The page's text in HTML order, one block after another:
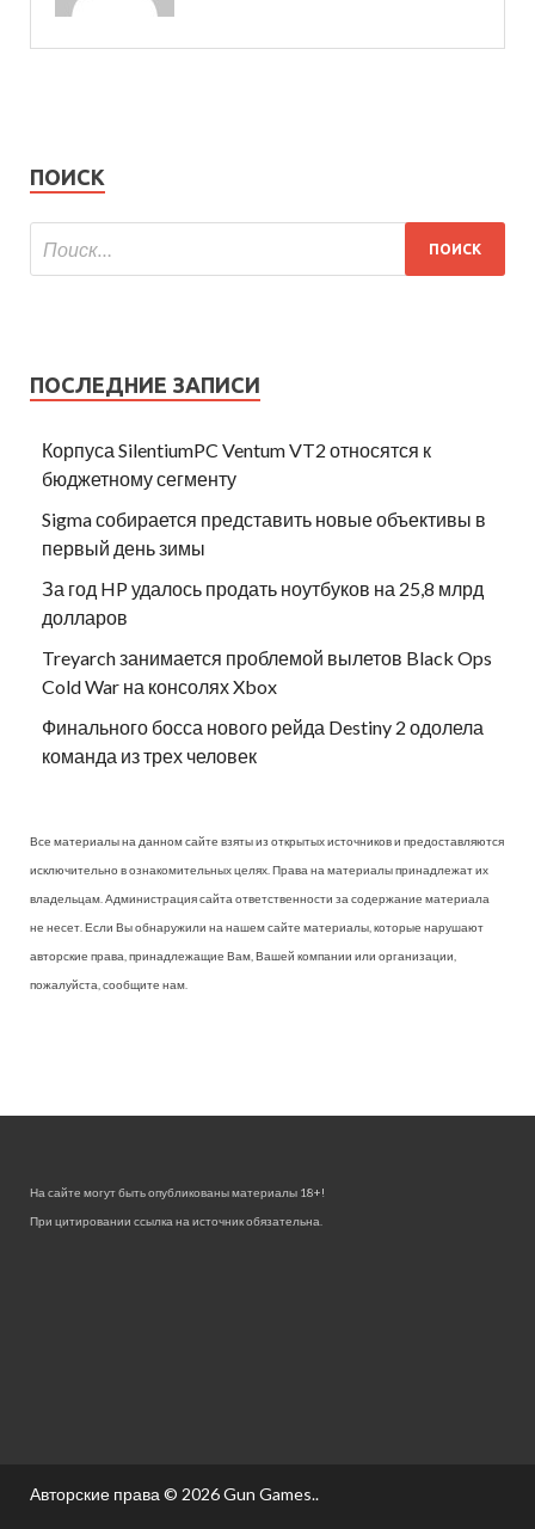
ПОИСК
ПОСЛЕДНИЕ ЗАПИСИ
Корпуса SilentiumPC Ventum VT2 относятся к
бюджетному сегменту
Sigma собирается представить новые объективы в
первый день зимы
За год HP удалось продать ноутбуков на 25,8 млрд
долларов
Treyarch занимается проблемой вылетов Black Ops
Cold War на консолях Xbox
Финального босса нового рейда Destiny 2 одолела
команда из трех человек
Все материалы на данном сайте взяты из открытых источников и предоставляются
исключительно в ознакомительных целях. Права на материалы принадлежат их
владельцам. Администрация сайта ответственности за содержание материала
не несет. Если Вы обнаружили на нашем сайте материалы, которые нарушают
авторские права, принадлежащие Вам, Вашей компании или организации,
пожалуйста, сообщите нам.
На сайте могут быть опубликованы материалы 18+!
При цитировании ссылка на источник обязательна.
Авторские права © 2026Gun Games..